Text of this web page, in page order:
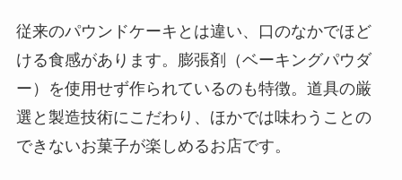
従来のパウンドケーキとは違い、口のなかでほど
ける食感があります。膨張剤（ベーキングパウダ
ー）を使用せず作られているのも特徴。道具の厳
選と製造技術にこだわり、ほかでは味わうことの
できないお菓子が楽しめるお店です。